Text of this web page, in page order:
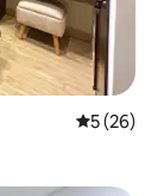
Средна
5 (26)